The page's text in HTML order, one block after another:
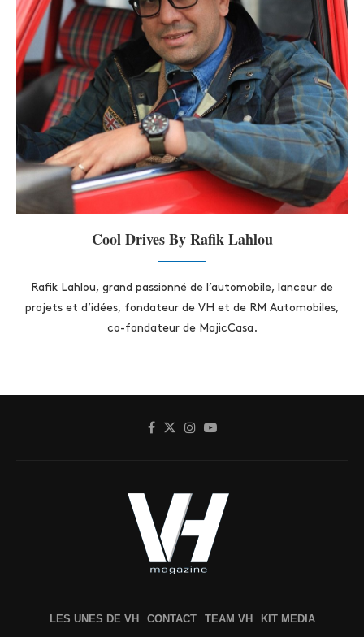
Cool Drives By Rafik Lahlou
Rafik Lahlou, grand passionné de l’automobile, lanceur de
projets et d’idées, fondateur de VH et de RM Automobiles,
co-fondateur de MajicCasa.
LES UNES DE VH CONTACT TEAM VH KIT MEDIA